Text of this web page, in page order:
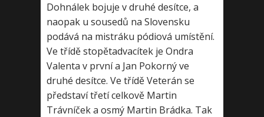
Dohnálek bojuje v druhé desítce, a
naopak u sousedů na Slovensku
podává na mistráku pódiová umístění.
Ve třídě stopětadvacítek je Ondra
Valenta v první a Jan Pokorný ve
druhé desítce. Ve třídě Veterán se
představí třetí celkově Martin
Trávníček a osmý Martin Brádka. Tak